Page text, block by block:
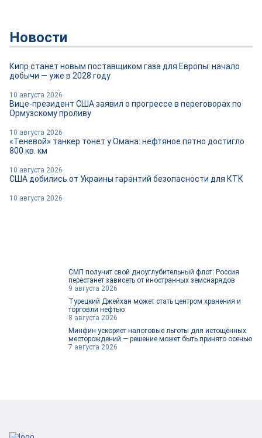
Новости
Кипр станет новым поставщиком газа для Европы: начало
добычи — уже в 2028 году
10 августа 2026
Вице-президент США заявил о прогрессе в переговорах по
Ормузскому проливу
10 августа 2026
«Теневой» танкер тонет у Омана: нефтяное пятно достигло
800 кв. км
10 августа 2026
США добились от Украины гарантий безопасности для КТК
10 августа 2026
СМП получит свой дноуглубительный флот: Россия
перестанет зависеть от иностранных земснарядов
9 августа 2026
Турецкий Джейхан может стать центром хранения и
торговли нефтью
8 августа 2026
Минфин ускоряет налоговые льготы для истощённых
месторождений — решение может быть принято осенью
7 августа 2026